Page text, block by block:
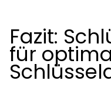
Fazit:
für